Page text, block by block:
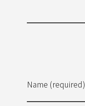
Name (required)